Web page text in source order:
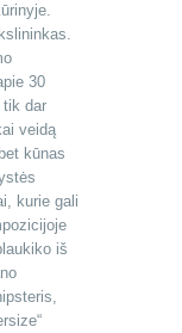
30
tik dar
veidą
kūnas
kurie gali
iš